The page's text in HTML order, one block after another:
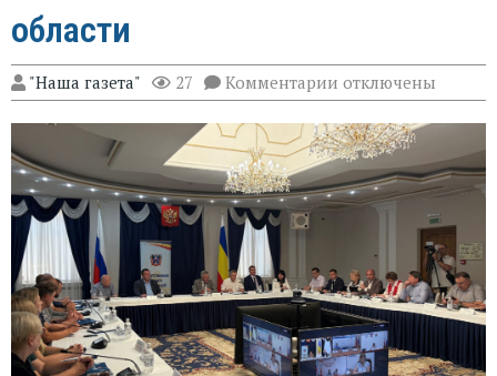
области
"Наша газета" 27 Комментарии к
записи
Эксперт
Александр
Брод
высоко
оценил
подготовку
наблюдателей
Ростовской
области
отключены